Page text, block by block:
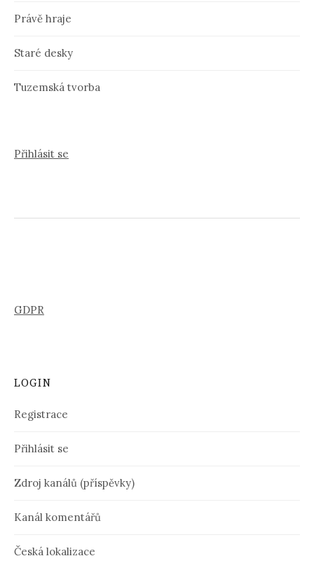
Právě hraje
Staré desky
Tuzemská tvorba
Přihlásit se
GDPR
LOGIN
Registrace
Přihlásit se
Zdroj kanálů (příspěvky)
Kanál komentářů
Česká lokalizace